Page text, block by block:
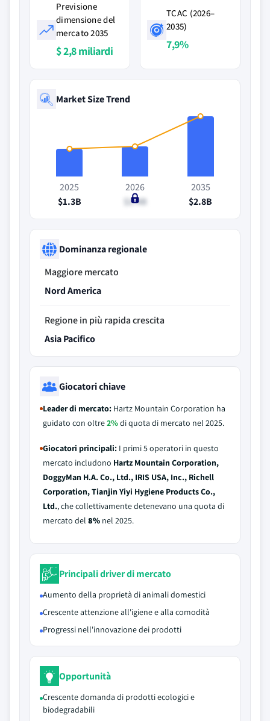
Previsione
dimensione del
mercato 2035
$ 2,8 miliardi
TCAC (2026–
2035)
7,9%
Market Size Trend
2025
$1.3B
2026
$1.4B
2035
$2.8B
Dominanza regionale
Maggiore mercato
Nord America
Regione in più rapida crescita
Asia Pacifico
Giocatori chiave
Leader di mercato: Hartz Mountain Corporation ha
guidato con oltre2%di quota di mercato nel 2025.
Giocatori principali: I primi 5 operatori in questo
mercato includono Hartz Mountain Corporation,
DoggyMan H.A. Co., Ltd., IRIS USA, Inc., Richell
Corporation, Tianjin Yiyi Hygiene Products Co.,
Ltd., che collettivamente detenevano una quota di
mercato del 8% nel 2025.
Principali driver di mercato
Aumento della proprietà di animali domestici
Crescente attenzione all'igiene e alla comodità
Progressi nell'innovazione dei prodotti
Opportunità
Crescente domanda di prodotti ecologici e
biodegradabili